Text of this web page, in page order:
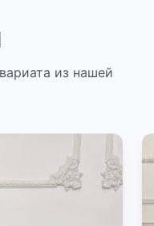
из нашей